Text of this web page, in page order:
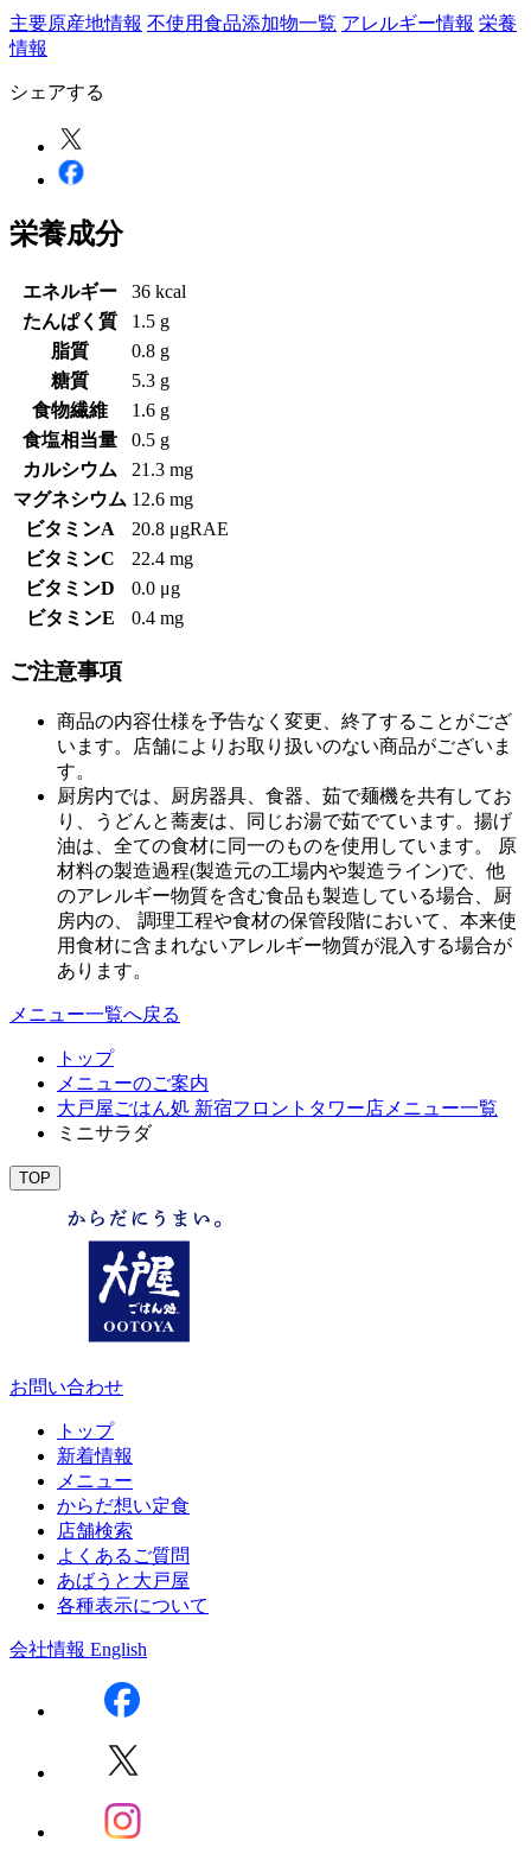
主要原産地情報 不使用食品添加物一覧 アレルギー情報 栄養
情報
シェアする
栄養成分
エネルギー
36 kcal
たんぱく質
1.5 g
脂質
0.8 g
糖質
5.3 g
食物繊維
1.6 g
食塩相当量
0.5 g
カルシウム
21.3 mg
マグネシウム 12.6 mg
ビタミンA
20.8 μgRAE
ビタミンC
22.4 mg
ビタミンD
0.0 μg
ビタミンE
0.4 mg
ご注意事項
商品の内容仕様を予告なく変更、終了することがござ
います。店舗によりお取り扱いのない商品がございま
す。
厨房内では、厨房器具、食器、茹で麺機を共有してお
り、うどんと蕎麦は、同じお湯で茹でています。揚げ
油は、全ての食材に同一のものを使用しています。 原
材料の製造過程(製造元の工場内や製造ライン)で、他
のアレルギー物質を含む食品も製造している場合、厨
房内の、 調理工程や食材の保管段階において、本来使
用食材に含まれないアレルギー物質が混入する場合が
あります。
メニュー一覧へ戻る
トップ
メニューのご案内
大戸屋ごはん処 新宿フロントタワー店メニュー一覧
ミニサラダ
TOP
お問い合わせ
トップ
新着情報
メニュー
からだ想い定食
店舗検索
よくあるご質問
あばうと大戸屋
各種表示について
会社情報 English